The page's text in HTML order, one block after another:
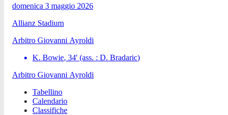
domenica 3 maggio 2026
Allianz Stadium
Arbitro Giovanni Ayroldi
K. Bowie, 34' (ass. : D. Bradaric)
Arbitro Giovanni Ayroldi
Tabellino
Calendario
Classifiche